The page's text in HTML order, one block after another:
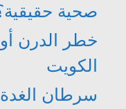
صحية
خطر الدرن
الكويت
سرطان الغدة